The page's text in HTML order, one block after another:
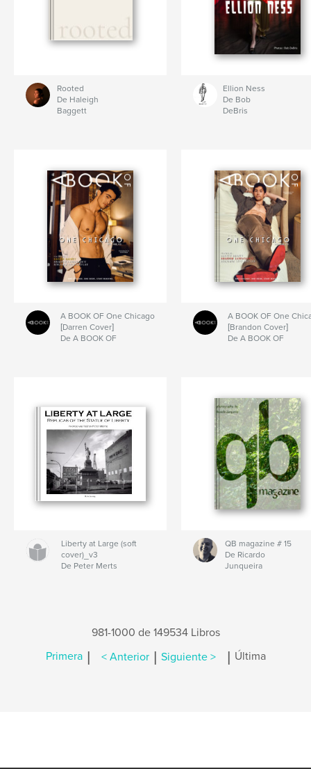
Rooted
De Haleigh
Baggett
Ellion Ness
De Bob
DeBris
A BOOK OF One Chicago
[Darren Cover]
De A BOOK OF
A BOOK OF One
[Brandon Cover]
De A BOOK OF
Liberty at Large (soft
cover)_v3
De Peter Merts
QB magazine # 15
De Ricardo
Junqueira
981-1000 de 149534 Libros
Primera | < Anterior | Siguiente > | Última